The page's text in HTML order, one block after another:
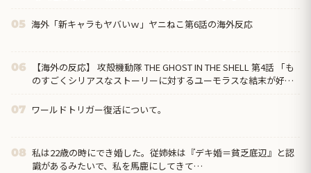
05 海外「新キャラもヤバいｗ」ヤニねこ第6話の海外反応
06
【海外の反応】 攻殻機動隊 THE GHOST IN THE SHELL 第4話 「も
のすごくシリアスなストーリーに対するユーモラスな結末が好
07 ワールドトリガー復活について。
08 私は22歳の時にでき婚した。従姉妹は『デキ婚＝貧乏底辺』と認
識があるみたいで、私を馬鹿にしてきて…